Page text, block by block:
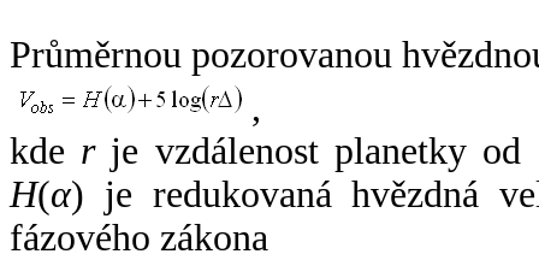
Průměrnou pozorovanou
,
kde rje vzdálenost planetky od
H(α) je redukovaná hvězdná
fázového zákona